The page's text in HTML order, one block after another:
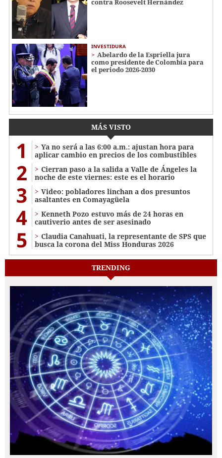
contra Roosevelt Hernández
INVESTIDURA
Abelardo de la Espriella jura
como presidente de Colombia para
el periodo 2026-2030
MÁS VISTO
1
Ya no será a las 6:00 a.m.: ajustan hora para
aplicar cambio en precios de los combustibles
2
Cierran paso a la salida a Valle de Ángeles la
noche de este viernes: este es el horario
3
Video: pobladores linchan a dos presuntos
asaltantes en Comayagüela
4
Kenneth Pozo estuvo más de 24 horas en
cautiverio antes de ser asesinado
5
Claudia Canahuati, la representante de SPS que
busca la corona del Miss Honduras 2026
TRENDING